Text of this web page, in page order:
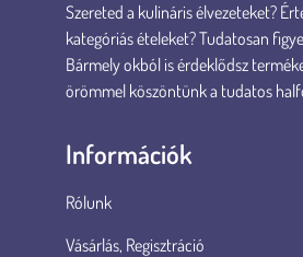
Szereted a kulináris élvezeteket?
kategóriás ételeket? Tudatosan
Bármely okból is érdeklődsz
örömmel köszöntünk a tudatos
Információk
Rólunk
Vásárlás, Regisztráció